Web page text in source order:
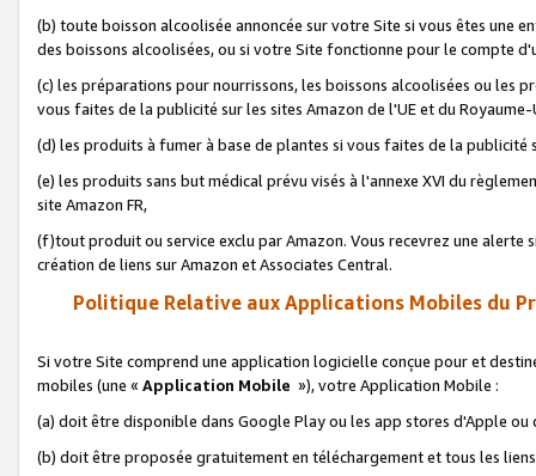
(b) toute boisson alcoolisée annoncée sur votre Site si vous êtes une
des boissons alcoolisées, ou si votre Site fonctionne pour le compte
(c) les préparations pour nourrissons, les boissons alcoolisées ou les
vous faites de la publicité sur les sites Amazon de l'UE et du Royaume-
(d) les produits à fumer à base de plantes si vous faites de la publicité
(e) les produits sans but médical prévu visés à l'annexe XVI du
site Amazon FR,
(f)tout produit ou service exclu par Amazon. Vous recevrez une alerte
création de liens sur Amazon et Associates Central.
Politique Relative aux Applications Mobiles du
Si votre Site comprend une application logicielle conçue pour et
mobiles (une « Application Mobile »), votre Application Mobile :
(a) doit être disponible dans Google Play ou les app stores d'Apple ou
(b) doit être proposée gratuitement en téléchargement et tous les